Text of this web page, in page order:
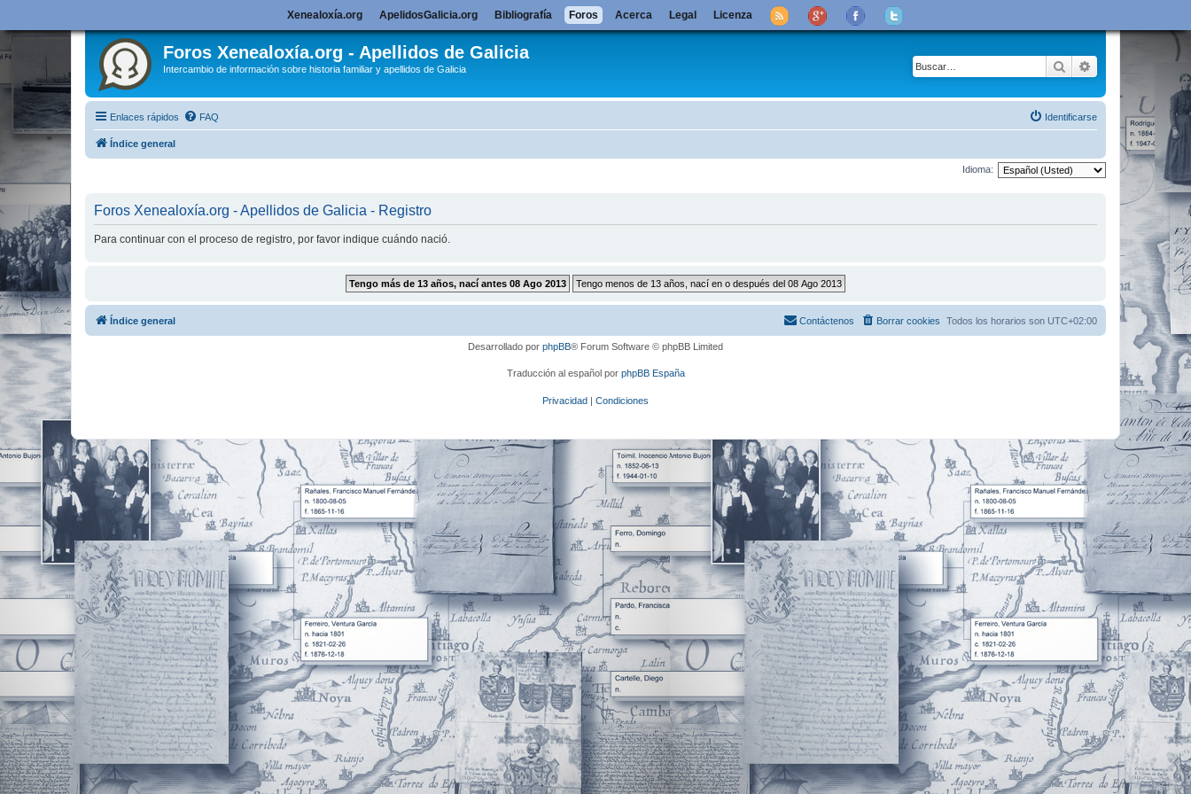
Foros Xenealoxía.org - Apellidos de Galicia
Intercambio de información sobre historia familiar y apellidos de Galicia Buscar Búsqueda
Enlaces rápidos FAQ Identificarse
Índice general
Idioma:
Foros Xenealoxía.org - Apellidos de Galicia - Registro
Para continuar con el proceso de registro, por favor indique cuándo nació.
Xenealoxía.org ApelidosGalicia.org Bibliografía Foros Acerca Legal Licenza
Índice general Todos los horarios son UTC+02:00
Borrar cookies
Contáctenos
Desarrollado por phpBB® Forum Software © phpBB Limited
Traducción al español por phpBB España
Privacidad | Condiciones